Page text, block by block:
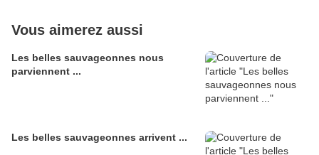
Vous aimerez aussi
Les belles sauvageonnes nous
parviennent ...
Les belles sauvageonnes arrivent ...